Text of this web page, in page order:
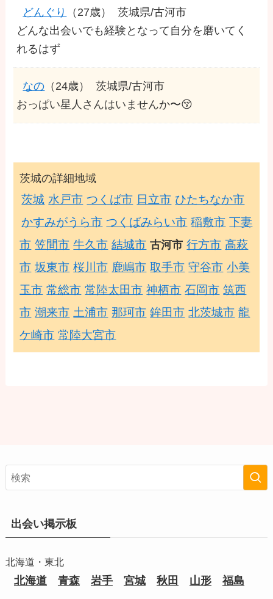
どんぐり （27歳）
茨城県/古河市
どんな出会いでも経験となって自分を磨いてく
れるはず
なの （24歳）
茨城県/古河市
おっぱい星人さんはいませんか〜😚
茨城の詳細地域
茨城 水戸市 つくば市 日立市 ひたちなか市
かすみがうら市 つくばみらい市 稲敷市 下妻
市 笠間市 牛久市 結城市 古河市 行方市 高萩
市 坂東市 桜川市 鹿嶋市 取手市 守谷市 小美
玉市 常総市 常陸太田市 神栖市 石岡市 筑西
市 潮来市 土浦市 那珂市 鉾田市 北茨城市 龍
ケ崎市 常陸大宮市
出会い掲示板
北海道・東北
北海道 青森 岩手 宮城 秋田 山形 福島